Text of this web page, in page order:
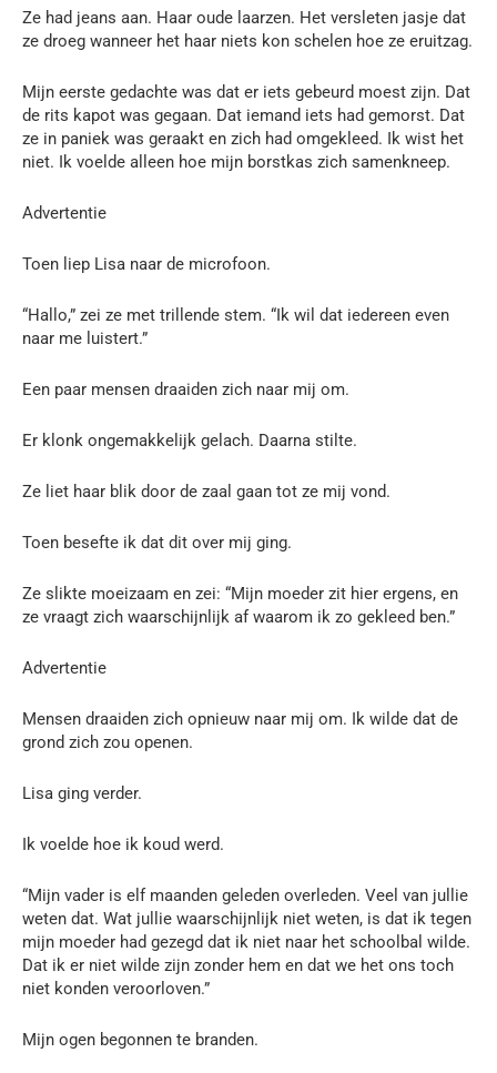
Ze had jeans aan. Haar oude laarzen. Het versleten jasje dat
ze droeg wanneer het haar niets kon schelen hoe ze eruitzag.
Mijn eerste gedachte was dat er iets gebeurd moest zijn. Dat
de rits kapot was gegaan. Dat iemand iets had gemorst. Dat
ze in paniek was geraakt en zich had omgekleed. Ik wist het
niet. Ik voelde alleen hoe mijn borstkas zich samenkneep.
Advertentie
Toen liep Lisa naar de microfoon.
“Hallo,” zei ze met trillende stem. “Ik wil dat iedereen even
naar me luistert.”
Een paar mensen draaiden zich naar mij om.
Er klonk ongemakkelijk gelach. Daarna stilte.
Ze liet haar blik door de zaal gaan tot ze mij vond.
Toen besefte ik dat dit over mij ging.
Ze slikte moeizaam en zei: “Mijn moeder zit hier ergens, en
ze vraagt zich waarschijnlijk af waarom ik zo gekleed ben.”
Advertentie
Mensen draaiden zich opnieuw naar mij om. Ik wilde dat de
grond zich zou openen.
Lisa ging verder.
Ik voelde hoe ik koud werd.
“Mijn vader is elf maanden geleden overleden. Veel van jullie
weten dat. Wat jullie waarschijnlijk niet weten, is dat ik tegen
mijn moeder had gezegd dat ik niet naar het schoolbal wilde.
Dat ik er niet wilde zijn zonder hem en dat we het ons toch
niet konden veroorloven.”
Mijn ogen begonnen te branden.